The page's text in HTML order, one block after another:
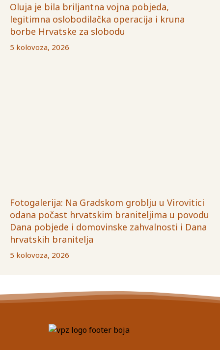
Oluja je bila briljantna vojna pobjeda,
legitimna oslobodilačka operacija i kruna
borbe Hrvatske za slobodu
5 kolovoza, 2026
Fotogalerija: Na Gradskom groblju u Virovitici
odana počast hrvatskim braniteljima u povodu
Dana pobjede i domovinske zahvalnosti i Dana
hrvatskih branitelja
5 kolovoza, 2026